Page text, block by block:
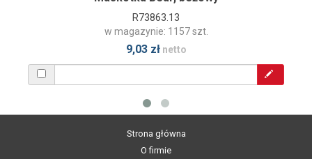
R73863.13
w magazynie: 1157 szt.
9,03 złnetto
Strona główna
O firmie